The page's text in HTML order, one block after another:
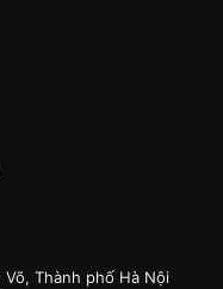
Võ, Thành phố Hà Nội